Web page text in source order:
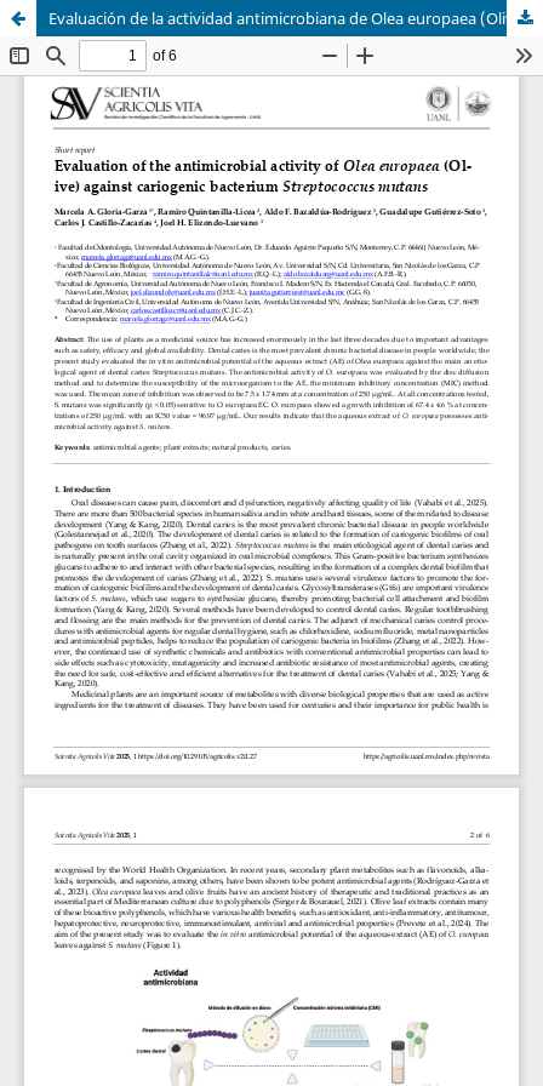
Evaluación de la actividad antimicrobiana de Olea europaea (Olivo) contra la bacteria cariogénica Streptococcus mutans